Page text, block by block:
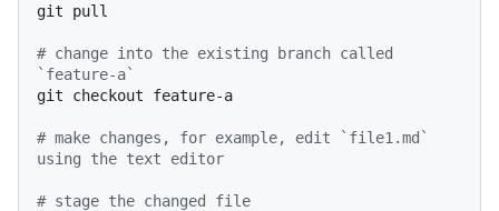
git pull
# change into the existing branch called
`feature-a`
git checkout feature-a
# make changes, for example, edit `file1.md`
using the text editor
# stage the changed file